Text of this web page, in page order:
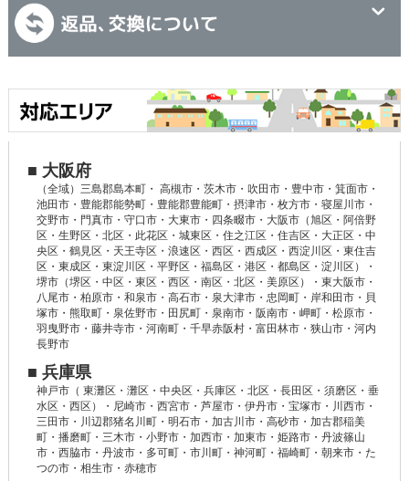
■ 大阪府
（全域）三島郡島本町・ 高槻市・茨木市・吹田市・豊中市・箕面市・
池田市・豊能郡能勢町・豊能郡豊能町・摂津市・枚方市・寝屋川市・
交野市・門真市・守口市・大東市・四条畷市・大阪市（旭区・阿倍野
区・生野区・北区・此花区・城東区・住之江区・住吉区・大正区・中
央区・鶴見区・天王寺区・浪速区・西区・西成区・西淀川区・東住吉
区・東成区・東淀川区・平野区・福島区・港区・都島区・淀川区）・
堺市（堺区・中区・東区・西区・南区・北区・美原区）・東大阪市・
八尾市・柏原市・和泉市・高石市・泉大津市・忠岡町・岸和田市・貝
塚市・熊取町・泉佐野市・田尻町・泉南市・阪南市・岬町・松原市・
羽曳野市・藤井寺市・河南町・千早赤阪村・富田林市・狭山市・河内
長野市
■ 兵庫県
神戸市（ 東灘区・灘区・中央区・兵庫区・北区・長田区・須磨区・垂
水区・西区）・尼崎市・西宮市・芦屋市・伊丹市・宝塚市・川西市・
三田市・川辺郡猪名川町・明石市・加古川市・高砂市・加古郡稲美
町・播磨町・三木市・小野市・加西市・加東市・姫路市・丹波篠山
市・西脇市・丹波市・多可町・市川町・神河町・福崎町・朝来市・た
つの市・相生市・赤穂市